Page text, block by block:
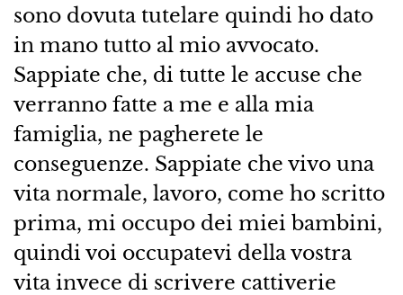
sono dovuta tutelare quindi ho dato
in mano tutto al mio avvocato.
Sappiate che, di tutte le accuse che
verranno fatte a me e alla mia
famiglia, ne pagherete le
conseguenze. Sappiate che vivo una
vita normale, lavoro, come ho scritto
prima, mi occupo dei miei bambini,
quindi voi occupatevi della vostra
vita invece di scrivere cattiverie